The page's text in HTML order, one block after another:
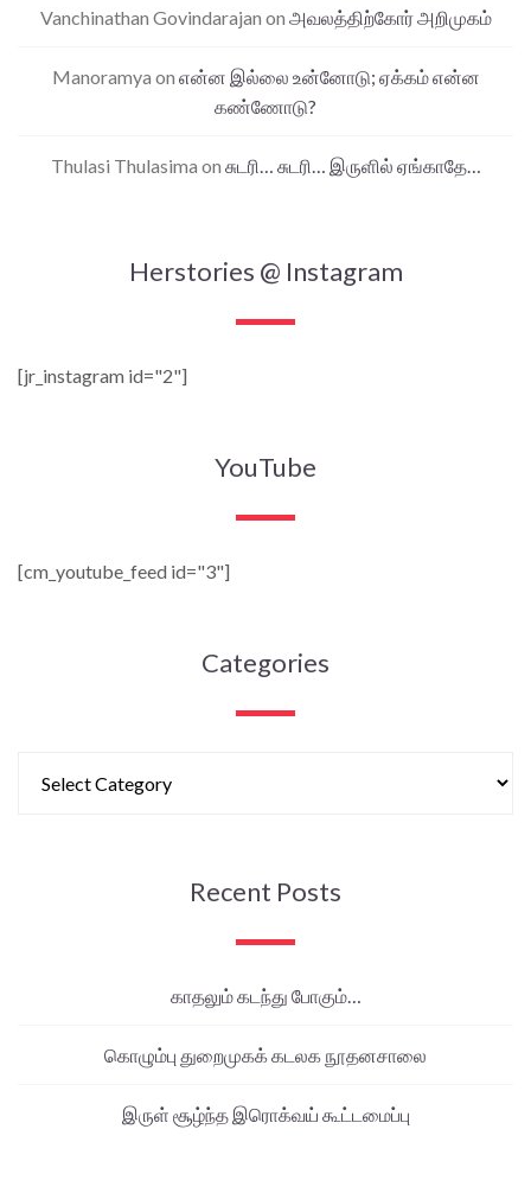
Vanchinathan Govindarajan on அவலத்திற்கோர் அறிமுகம்
Manoramya on என்ன இல்லை உன்னோடு; ஏக்கம் என்ன
கண்ணோடு?
Thulasi Thulasima on சுடரி… சுடரி… இருளில் ஏங்காதே…
Herstories @ Instagram
[jr_instagram id="2"]
YouTube
[cm_youtube_feed id="3"]
Categories
Recent Posts
காதலும் கடந்து போகும்…
கொழும்பு துறைமுகக் கடலக நூதனசாலை
இருள் சூழ்ந்த இரொக்வய் கூட்டமைப்பு